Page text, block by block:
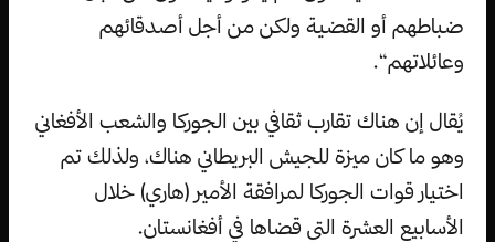
ضباطهم أو القضية ولكن من أجل أصدقائهم
وعائلاتهم“.
يُقال إن هناك تقارب ثقافي بين الجوركا والشعب الأفغاني
وهو ما كان ميزة للجيش البريطاني هناك، ولذلك تم
اختيار قوات الجوركا لمرافقة الأمير (هاري) خلال
الأسابيع العشرة التي قضاها في أفغانستان.